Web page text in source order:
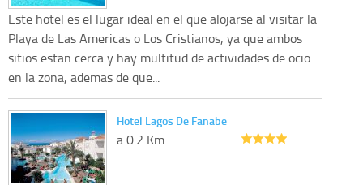
Este hotel es el lugar ideal en el que alojarse al visitar la
Playa de Las Americas o Los Cristianos, ya que ambos
sitios estan cerca y hay multitud de actividades de ocio
en la zona, ademas de que...
Hotel Lagos De Fanabe
a 0.2 Km